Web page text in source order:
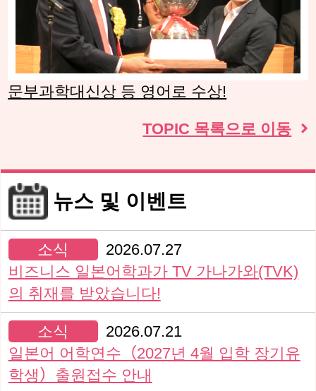
문부과학대신상 등 영어로 수상!
TOPIC 목록으로 이동
뉴스 및 이벤트
소식
2026.07.27
비즈니스 일본어학과가 TV 가나가와(TVK)
의 취재를 받았습니다!
소식
2026.07.21
일본어 어학연수（2027년 4월 입학 장기유
학생）출원접수 안내